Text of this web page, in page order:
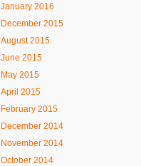
January 2016
December 2015
August 2015
June 2015
May 2015
April 2015
February 2015
December 2014
November 2014
October 2014